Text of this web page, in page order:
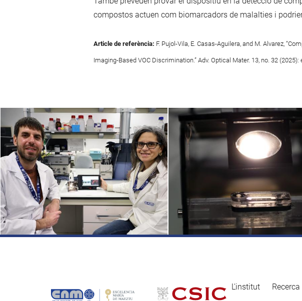
compostos actuen com biomarcadors de malalties i
Article de referència: F. Pujol-Vila, E. Casas-Aguilera, and M. Alvarez,
Imaging-Based VOC Discrimination.” Adv. Optical Mater. 13, no. 32 (2025):
L'institut Recerca